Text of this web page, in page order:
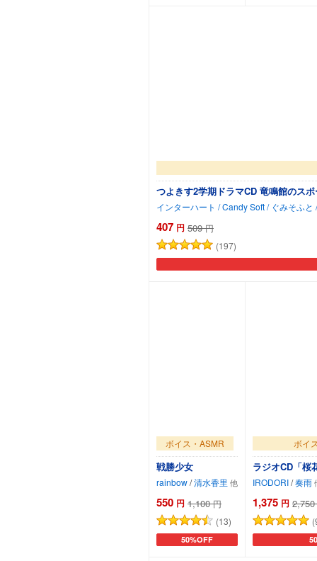
つよきす2学期ドラマCD 竜鳴館のス
407 円 509 円
(197)
ボイス・ASMR
戦勝少女
rainbow/清水香里
550 円 1,100 円
(13)
50%OFF
カートに追加
ボイ
ラジオCD「桜
IRODORI/奏雨
1,375 円 2,750
カ